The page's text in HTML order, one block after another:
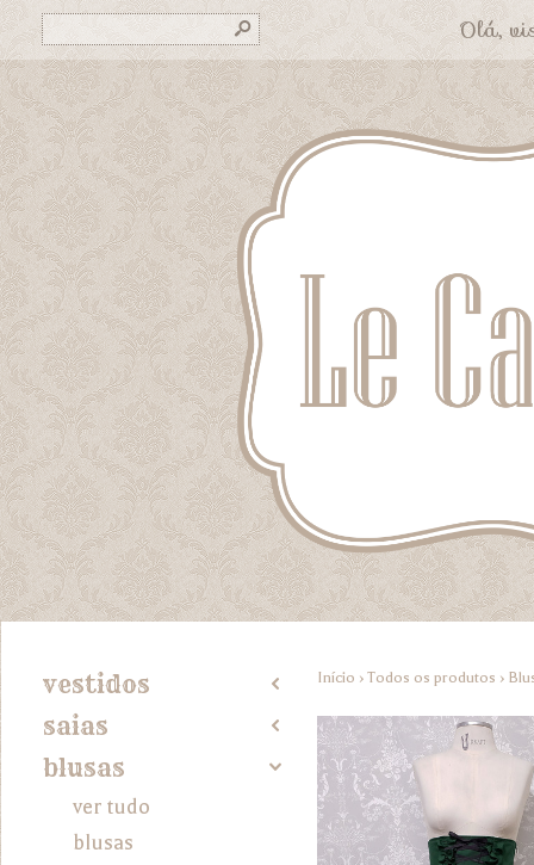
s Olá,
vestidos 2
saias 2
blusas 4
ver tudo
blusas
Início › Todos os produtos ›